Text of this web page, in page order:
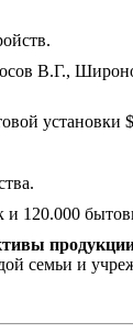
В.Г.,
установки
и 120.000
семьи и